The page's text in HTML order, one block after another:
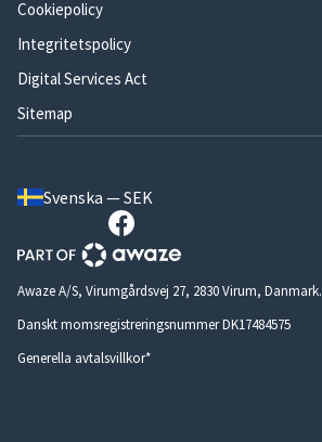
Cookiepolicy
Integritetspolicy
Digital Services Act
Sitemap
Svenska — SEK
Awaze A/S, Virumgårdsvej 27, 2830 Virum, Danmark.
Danskt momsregistreringsnummer DK17484575
Generella avtalsvillkor*